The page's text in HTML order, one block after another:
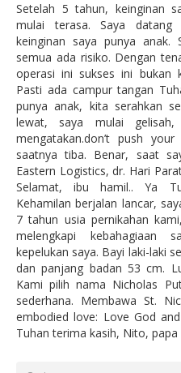
Setelah 5 tahun, keinginan
mulai terasa. Saya datang
keinginan saya punya anak.
semua ada risiko. Dengan
operasi ini sukses ini bukan
Pasti ada campur tangan
punya anak, kita serahkan
lewat, saya mulai
mengatakan.don’t push
saatnya tiba. Benar, saat
Eastern Logistics, dr. Hari
Selamat, ibu hamil.. Ya
Kehamilan berjalan lancar,
7 tahun usia pernikahan
melengkapi kebahagiaan
kepelukan saya. Bayi laki-laki
dan panjang badan 53 cm.
Kami pilih nama Nicholas
sederhana. Membawa St.
embodied love: Love God
Tuhan terima kasih, Nito,